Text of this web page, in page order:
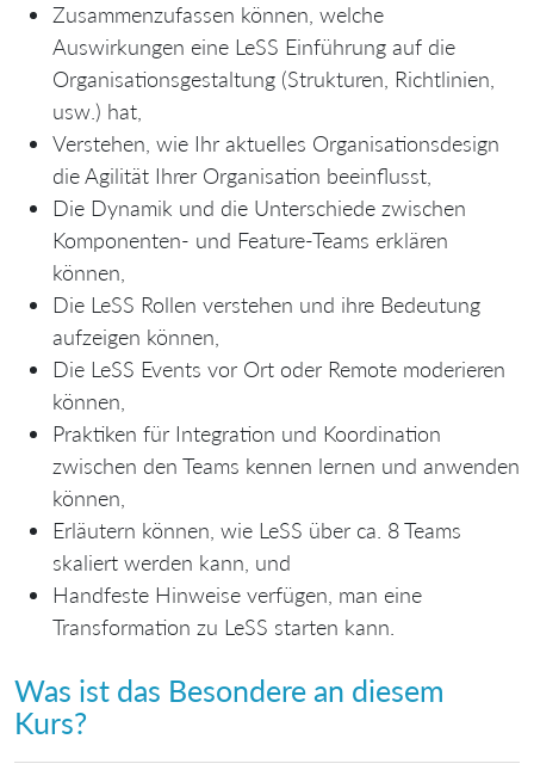
Zusammenzufassen können, welche
Auswirkungen eine LeSS Einführung auf die
Organisationsgestaltung (Strukturen, Richtlinien,
usw.) hat,
Verstehen, wie Ihr aktuelles Organisationsdesign
die Agilität Ihrer Organisation beeinflusst,
Die Dynamik und die Unterschiede zwischen
Komponenten- und Feature-Teams erklären
können,
Die LeSS Rollen verstehen und ihre Bedeutung
aufzeigen können,
Die LeSS Events vor Ort oder Remote moderieren
können,
Praktiken für Integration und Koordination
zwischen den Teams kennen lernen und anwenden
können,
Erläutern können, wie LeSS über ca. 8 Teams
skaliert werden kann, und
Handfeste Hinweise verfügen, man eine
Transformation zu LeSS starten kann.
Was ist das Besondere an diesem
Kurs?